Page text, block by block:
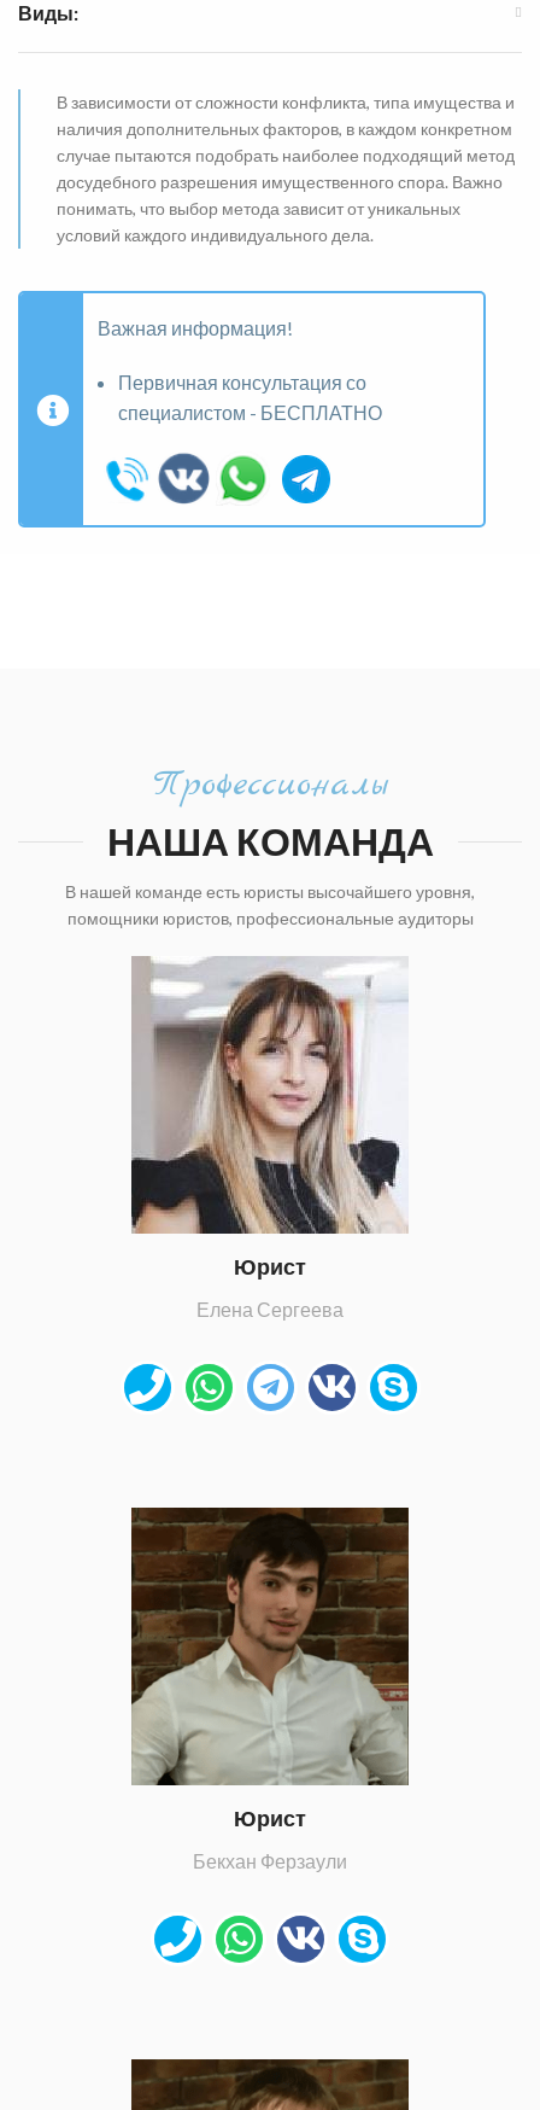
Виды:
В зависимости от сложности конфликта, типа имущества и
наличия дополнительных факторов, в каждом конкретном
случае пытаются подобрать наиболее подходящий метод
досудебного разрешения имущественного спора. Важно
понимать, что выбор метода зависит от уникальных
условий каждого индивидуального дела.
Важная информация!
Первичная консультация со
специалистом - БЕСПЛАТНО
Профессионалы
НАША КОМАНДА
В нашей команде есть юристы высочайшего уровня,
помощники юристов, профессиональные аудиторы
Юрист
Елена Сергеева
Юрист
Бекхан Ферзаули